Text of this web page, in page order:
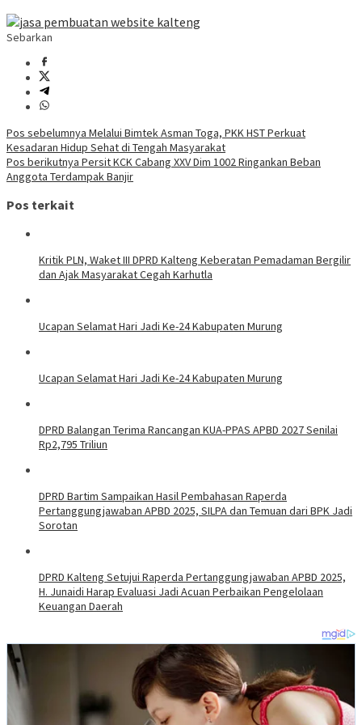
Sebarkan
Navigasi
pos
Pos sebelumnya Melalui Bimtek Asman Toga, PKK HST Perkuat
Kesadaran Hidup Sehat di Tengah Masyarakat
Pos berikutnya Persit KCK Cabang XXV Dim 1002 Ringankan Beban
Anggota Terdampak Banjir
Pos terkait
Kritik PLN, Waket III DPRD Kalteng Keberatan Pemadaman Bergilir
dan Ajak Masyarakat Cegah Karhutla
Ucapan Selamat Hari Jadi Ke-24 Kabupaten Murung
Ucapan Selamat Hari Jadi Ke-24 Kabupaten Murung
DPRD Balangan Terima Rancangan KUA-PPAS APBD 2027 Senilai
Rp2,795 Triliun
DPRD Bartim Sampaikan Hasil Pembahasan Raperda
Pertanggungjawaban APBD 2025, SILPA dan Temuan dari BPK Jadi
Sorotan
DPRD Kalteng Setujui Raperda Pertanggungjawaban APBD 2025,
H. Junaidi Harap Evaluasi Jadi Acuan Perbaikan Pengelolaan
Keuangan Daerah